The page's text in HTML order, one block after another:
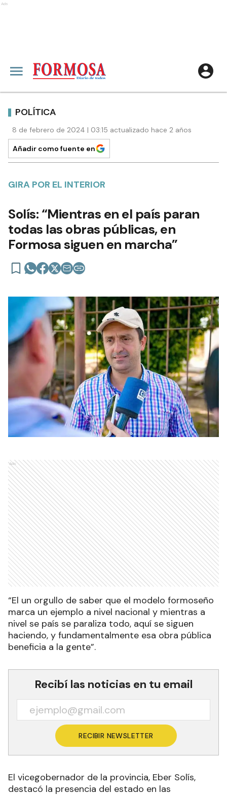
Ads
POLÍTICA
8 de febrero de 2024 | 03:15 actualizado hace 2 años
Añadir como fuente en
GIRA POR EL INTERIOR
Solís: “Mientras en el país paran
todas las obras públicas, en
Formosa siguen en marcha”
Ads
“El un orgullo de saber que el modelo formoseño
marca un ejemplo a nivel nacional y mientras a
nivel se país se paraliza todo, aquí se siguen
haciendo, y fundamentalmente esa obra pública
beneficia a la gente”.
Recibí las noticias en tu email
RECIBIR NEWSLETTER
El vicegobernador de la provincia, Eber Solís,
destacó la presencia del estado en las